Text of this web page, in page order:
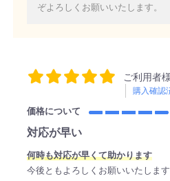
ぞよろしくお願いいたします。
ご利用者様
購入確認
価格について
対応が早い
何時も対応が早くて助かります
今後ともよろしくお願いいたします